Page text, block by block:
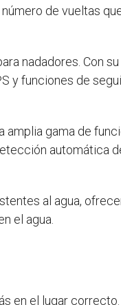
de vueltas
nadadores. Con
y funciones de
gama de
automática
al agua,
el agua.
en el lugar